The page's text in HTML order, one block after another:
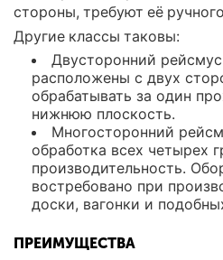
стороны, требуют её
Другие классы таковы:
Двусторонний
расположены с двух
обрабатывать за один
нижнюю плоскость.
Многосторонний
обработка всех четырех
производительность.
востребовано при
доски, вагонки и
ПРЕИМУЩЕСТВА